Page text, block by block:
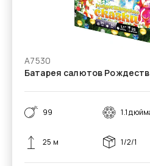
А7530
Батарея салютов
99 1.1
25 м 1/2/1